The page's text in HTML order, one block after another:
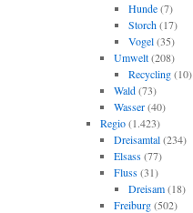
Hunde(7)
Storch(17)
Vogel(35)
Umwelt(208)
Recycling(10)
Wald(73)
Wasser(40)
Regio(1.423)
Dreisamtal(234)
Elsass(77)
Fluss(31)
Dreisam(18)
Freiburg(502)